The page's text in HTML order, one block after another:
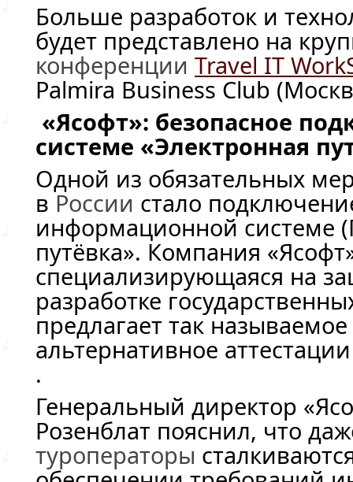
Больше разработок и
будет представлено на
конференции Travel IT
Palmira Business Club
«Ясофт»: безопасное
системе «Электронная
Одной из обязательных
вРоссии стало
информационной системе
путёвка». Компания
специализирующаяся на
разработке
предлагает так
альтернативное
.
Генеральный директор
Розенблат пояснил, что
туроператоры